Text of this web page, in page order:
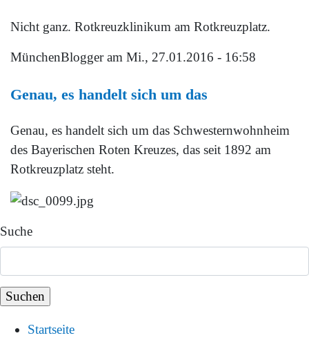
Nicht ganz. Rotkreuzklinikum am Rotkreuzplatz.
MünchenBloggeram Mi., 27.01.2016 - 16:58
Genau, es handelt sich um das
Genau, es handelt sich um das Schwesternwohnheim
des Bayerischen Roten Kreuzes, das seit 1892 am
Rotkreuzplatz steht.
Suche
Startseite